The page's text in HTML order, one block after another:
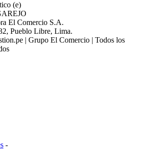
(e)
El Comercio S.A.
Pueblo Libre, Lima.
| Grupo El Comercio | Todos los
-